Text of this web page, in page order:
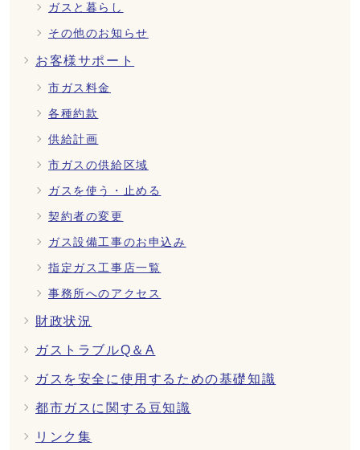
ガスと暮らし
その他のお知らせ
お客様サポート
市ガス料金
各種約款
供給計画
市ガスの供給区域
ガスを使う・止める
契約者の変更
ガス設備工事のお申込み
指定ガス工事店一覧
事務所へのアクセス
財政状況
ガストラブルQ＆A
ガスを安全に使用するための基礎知識
都市ガスに関する豆知識
リンク集